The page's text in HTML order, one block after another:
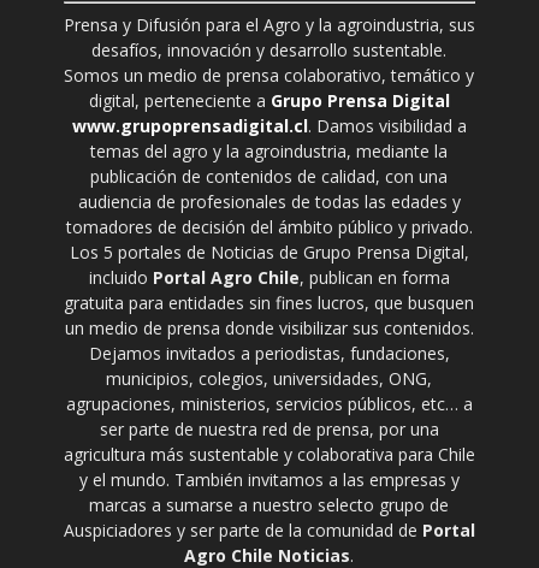
Prensa y Difusión para el Agro y la agroindustria, sus
desafíos, innovación y desarrollo sustentable.
Somos un medio de prensa colaborativo, temático y
digital, perteneciente a Grupo Prensa Digital
www.grupoprensadigital.cl. Damos visibilidad a
temas del agro y la agroindustria, mediante la
publicación de contenidos de calidad, con una
audiencia de profesionales de todas las edades y
tomadores de decisión del ámbito público y privado.
Los 5 portales de Noticias de Grupo Prensa Digital,
incluido Portal Agro Chile, publican en forma
gratuita para entidades sin fines lucros, que busquen
un medio de prensa donde visibilizar sus contenidos.
Dejamos invitados a periodistas, fundaciones,
municipios, colegios, universidades, ONG,
agrupaciones, ministerios, servicios públicos, etc… a
ser parte de nuestra red de prensa, por una
agricultura más sustentable y colaborativa para Chile
y el mundo. También invitamos a las empresas y
marcas a sumarse a nuestro selecto grupo de
Auspiciadores y ser parte de la comunidad de Portal
Agro Chile Noticias.